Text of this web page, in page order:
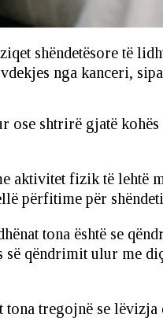
shëndetësore të
nga kanceri,
ose shtrirë gjatë
aktivitet fizik të lehtë
përfitime për
tona është se
qëndrimit ulur me
tregojnë se